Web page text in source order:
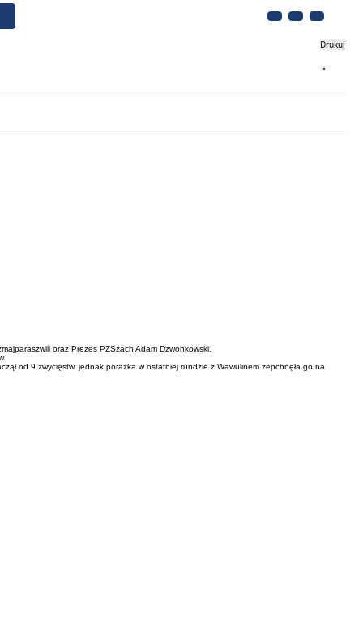
Drukuj
oraz Prezes PZSzach Adam Dzwonkowski.
od 9 zwycięstw, jednak porażka w ostatniej rundzie z Wawulinem zepchnęła go na